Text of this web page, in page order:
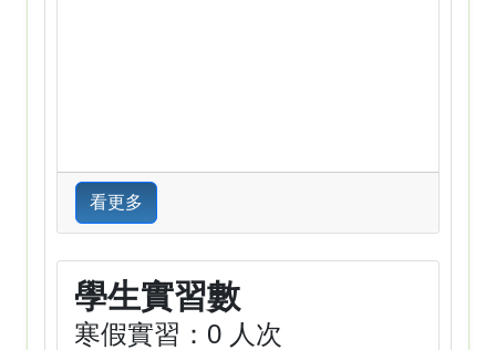
看更多
學生實習數
寒假實習：0 人次